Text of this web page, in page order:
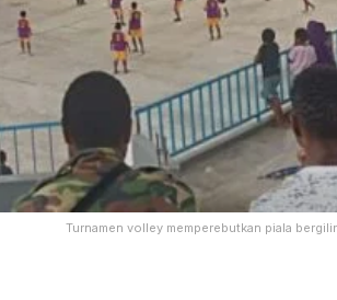
Turnamen volley memperebutkan piala